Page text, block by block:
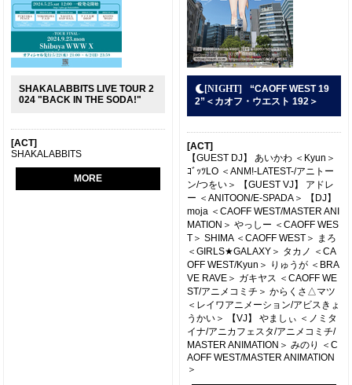
SHAKALABBITS LIVE TOUR 2
024 "BACK IN THE SODA!"
[ACT]
SHAKALABBITS
MORE
“CAOFF WEST 19
2”＜カオフ・ウエスト 192＞
[ACT]
【GUEST DJ】 あいかわ ＜Kyun＞
ｺﾞｯﾂLO ＜ANM!-LATEST-/アニトー
ン/つをい＞ 【GUEST VJ】 アドレ
ー ＜ANITOON/E-SPADA＞ 【DJ】
moja ＜CAOFF WEST/MASTER ANI
MATION＞ やっしー ＜CAOFF WES
T＞ SHIMA ＜CAOFF WEST＞ まろ
＜GIRLS★GALAXY＞ タカノ ＜CA
OFF WEST/Kyun＞ りゅうが ＜BRA
VE RAVE＞ ガキヤス ＜CAOFF WE
ST/アニメコミチ＞ からくさ△マツ
＜レイワアニメーション/アビスきょ
うかい＞ 【VJ】 やましぃ ＜ノミタ
イナ/アニカフェスタ/アニメコミチ/
MASTER ANIMATION＞ みのり ＜C
AOFF WEST/MASTER ANIMATION
＞